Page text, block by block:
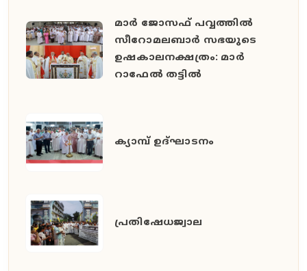
മാർ ജോസഫ് പവ്വത്തിൽ
സീറോമലബാർ സഭയുടെ
ഉഷകാലനക്ഷത്രം: മാർ
റാഫേൽ തട്ടിൽ
ക്യാമ്പ് ഉദ്ഘാടനം
പ്രതിഷേധജ്വാല